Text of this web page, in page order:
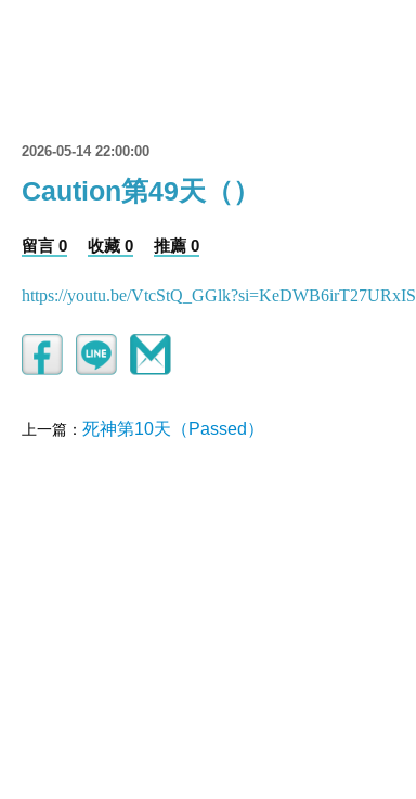
2026-05-14 22:00:00
Caution第49天（）
留言 0 收藏 0 推薦 0
https://youtu.be/VtcStQ_GGlk?si=KeDWB6irT27URxIS
上一篇： 死神第10天（Passed）